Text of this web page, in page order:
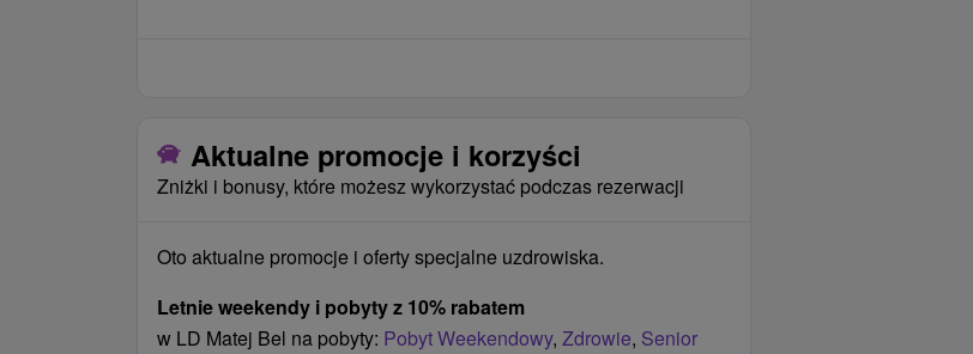
Aktualne promocje i korzyści
Zniżki i bonusy, które możesz wykorzystać podczas rezerwacji
Oto aktualne promocje i oferty specjalne uzdrowiska.
Letnie weekendy i pobyty z 10% rabatem
w LD Matej Bel na pobyty: Pobyt Weekendowy, Zdrowie, Senior